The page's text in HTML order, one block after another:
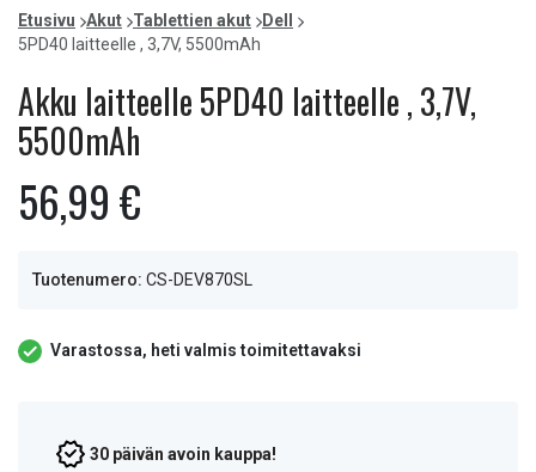
0
of
1
Etusivu Akut Tablettien akut
Dell
5PD40 laitteelle , 3,7V, 5500mAh
Akku laitteelle 5PD40 laitteelle , 3,7V,
5500mAh
56,99 €
Tuotenumero: CS-DEV870SL
Varastossa, heti valmis toimitettavaksi
30 päivän avoin kauppa!